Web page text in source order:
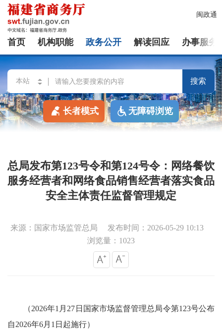
闽政通
首页 机构职能 政务公开 解读回应 办事服务
搜索
长者模式 无障碍浏览
总局发布第123号令和第124号令：网络餐饮
服务经营者和网络食品销售经营者落实食品
安全主体责任监督管理规定
来源：国家市场监管总局
发布时间：2026-05-29 10:13
浏览量：1023
（2026年1月27日国家市场监督管理总局令第123号公布
自2026年6月1日起施行）